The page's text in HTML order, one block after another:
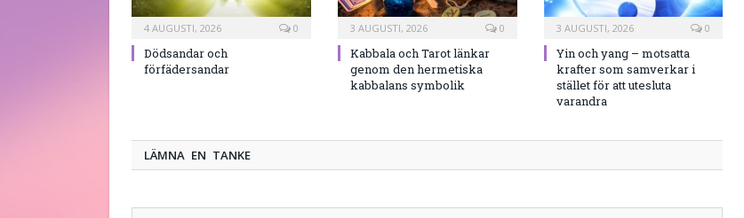
4 AUGUSTI, 2026 0
Dödsandar och
förfädersandar
3 AUGUSTI, 2026 0
Kabbala och Tarot länkar
genom den hermetiska
kabbalans symbolik
3 AUGUSTI, 2026 0
Yin och yang – motsatta
krafter som samverkar i
stället för att utesluta
varandra
LÄMNA EN TANKE